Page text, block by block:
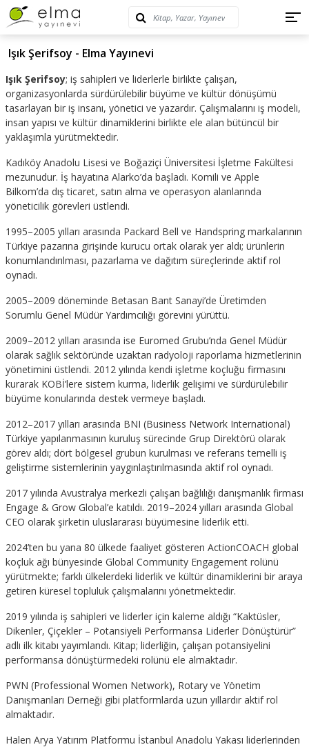
Işık Şerifsoy - Elma Yayınevi
Işık Şerifsoy; iş sahipleri ve liderlerle birlikte çalışan,
organizasyonlarda sürdürülebilir büyüme ve kültür dönüşümü
tasarlayan bir iş insanı, yönetici ve yazardır. Çalışmalarını iş modeli,
insan yapısı ve kültür dinamiklerini birlikte ele alan bütüncül bir
yaklaşımla yürütmektedir.
Kadıköy Anadolu Lisesi ve Boğaziçi Üniversitesi İşletme Fakültesi
mezunudur. İş hayatına Alarko’da başladı. Komili ve Apple
Bilkom’da dış ticaret, satın alma ve operasyon alanlarında
yöneticilik görevleri üstlendi.
1995–2005 yılları arasında Packard Bell ve Handspring markalarının
Türkiye pazarına girişinde kurucu ortak olarak yer aldı; ürünlerin
konumlandırılması, pazarlama ve dağıtım süreçlerinde aktif rol
oynadı.
2005–2009 döneminde Betasan Bant Sanayi’de Üretimden
Sorumlu Genel Müdür Yardımcılığı görevini yürüttü.
2009–2012 yılları arasında ise Euromed Grubu’nda Genel Müdür
olarak sağlık sektöründe uzaktan radyoloji raporlama hizmetlerinin
yönetimini üstlendi. 2012 yılında kendi işletme koçluğu firmasını
kurarak KOBİ’lere sistem kurma, liderlik gelişimi ve sürdürülebilir
büyüme konularında destek vermeye başladı.
2012–2017 yılları arasında BNI (Business Network International)
Türkiye yapılanmasının kuruluş sürecinde Grup Direktörü olarak
görev aldı; dört bölgesel grubun kurulması ve referans temelli iş
geliştirme sistemlerinin yaygınlaştırılmasında aktif rol oynadı.
2017 yılında Avustralya merkezli çalışan bağlılığı danışmanlık firması
Engage & Grow Global’e katıldı. 2019–2024 yılları arasında Global
CEO olarak şirketin uluslararası büyümesine liderlik etti.
2024’ten bu yana 80 ülkede faaliyet gösteren ActionCOACH global
koçluk ağı bünyesinde Global Community Engagement rolünü
yürütmekte; farklı ülkelerdeki liderlik ve kültür dinamiklerini bir araya
getiren küresel topluluk çalışmalarını yönetmektedir.
2019 yılında iş sahipleri ve liderler için kaleme aldığı “Kaktüsler,
Dikenler, Çiçekler – Potansiyeli Performansa Liderler Dönüştürür”
adlı ilk kitabı yayımlandı. Kitap; liderliğin, çalışan potansiyelini
performansa dönüştürmedeki rolünü ele almaktadır.
PWN (Professional Women Network), Rotary ve Yönetim
Danışmanları Derneği gibi platformlarda uzun yıllardır aktif rol
almaktadır.
Halen Arya Yatırım Platformu İstanbul Anadolu Yakası liderlerinden